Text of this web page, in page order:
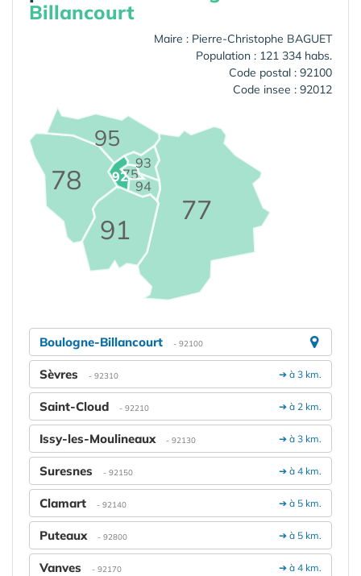
Billancourt
Maire : Pierre-Christophe BAGUET
Population : 121 334 habs.
Code postal : 92100
Code insee : 92012
75
77
78
91
92
93
94
95
Boulogne-Billancourt - 92100
➔ à 3 km.
Sèvres - 92310
➔ à 2 km.
Saint-Cloud - 92210
➔ à 3 km.
Issy-les-Moulineaux - 92130
➔ à 4 km.
Suresnes - 92150
➔ à 5 km.
Clamart - 92140
➔ à 5 km.
Puteaux - 92800
➔ à 4 km.
Vanves - 92170